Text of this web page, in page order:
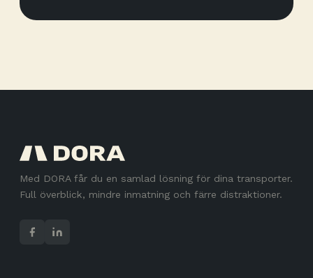
Med DORA får du en samlad lösning för dina transporter.
Full överblick, mindre inmatning och färre distraktioner.